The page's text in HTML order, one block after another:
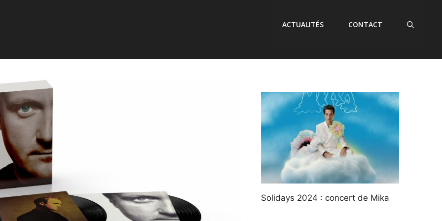
ACTUALITÉS CONTACT
Solidays 2024 : concert de Mika